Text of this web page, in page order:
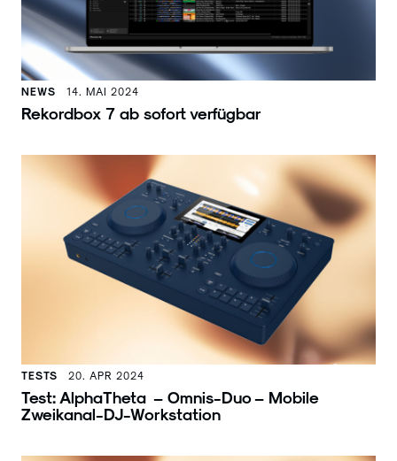
NEWS 14. MAI 2024
Rekordbox 7 ab sofort verfügbar
TESTS 20. APR 2024
Test: AlphaTheta – Omnis-Duo – Mobile
Zweikanal-DJ-Workstation